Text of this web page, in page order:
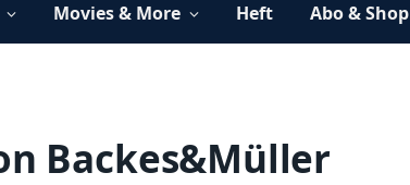
Movies & More Heft Abo & Shop
Backes&Müller